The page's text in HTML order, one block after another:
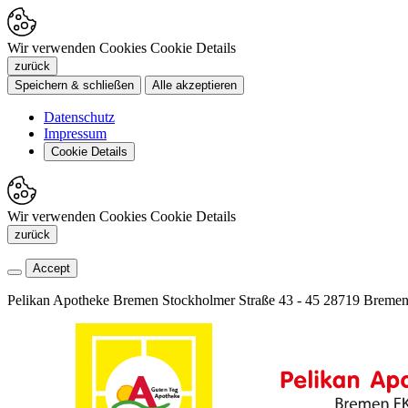
Wir verwenden Cookies Cookie Details
zurück
Speichern & schließen
Alle akzeptieren
Datenschutz
Impressum
Cookie Details
Wir verwenden Cookies Cookie Details
zurück
Accept
Pelikan Apotheke Bremen Stockholmer Straße 43 - 45 28719 Bremen